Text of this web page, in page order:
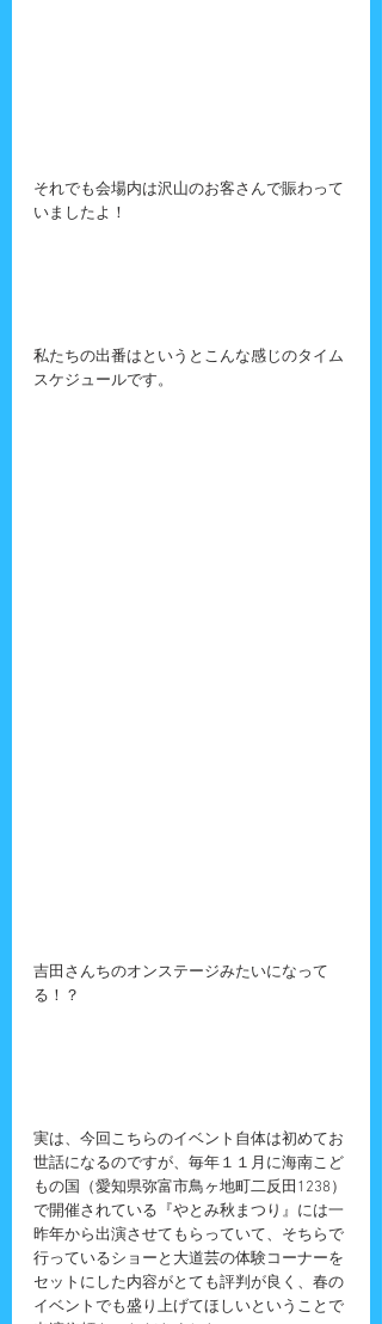
それでも会場内は沢山のお客さんで賑わって
いましたよ！
私たちの出番はというとこんな感じのタイム
スケジュールです。
吉田さんちのオンステージみたいになって
る！？
実は、今回こちらのイベント自体は初めてお
世話になるのですが、毎年１１月に海南こど
もの国（愛知県弥富市鳥ヶ地町二反田1238）
で開催されている『やとみ秋まつり』には一
昨年から出演させてもらっていて、そちらで
行っているショーと大道芸の体験コーナーを
セットにした内容がとても評判が良く、春の
イベントでも盛り上げてほしいということで